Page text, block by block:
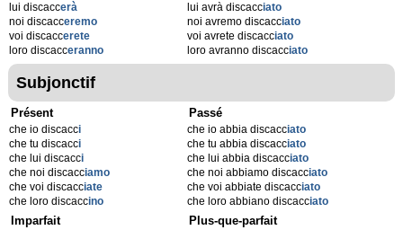
lui discaccerà
noi discacceremo
voi discaccerete
loro discacceranno
lui avrà discacciato
noi avremo discacciato
voi avrete discacciato
loro avranno discacciato
Subjonctif
Présent
che io discacci
che tu discacci
che lui discacci
che noi discacciamo
che voi discacciate
che loro discaccino
Passé
che io abbia discacciato
che tu abbia discacciato
che lui abbia discacciato
che noi abbiamo discacciato
che voi abbiate discacciato
che loro abbiano discacciato
Imparfait Plus-que-parfait